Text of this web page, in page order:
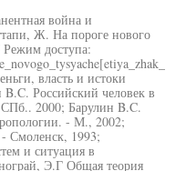
война и
Ж. На пороге нового
Режим доступа:
власть и истоки
Российский человек в
2000; Барулин B.C.
- М., 2002;
Смоленск, 1993;
и ситуация в
Э.Г Общая теория